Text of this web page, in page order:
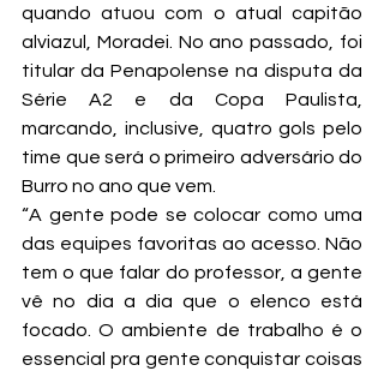
quando atuou com o atual capitão
alviazul, Moradei. No ano passado, foi
titular da Penapolense na disputa da
Série A2 e da Copa Paulista,
marcando, inclusive, quatro gols pelo
time que será o primeiro adversário do
Burro no ano que vem.
“A gente pode se colocar como uma
das equipes favoritas ao acesso. Não
tem o que falar do professor, a gente
vê no dia a dia que o elenco está
focado. O ambiente de trabalho é o
essencial pra gente conquistar coisas